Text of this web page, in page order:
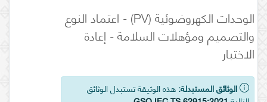
الوحدات الكهروضوئية (PV) - اعتماد النوع
والتصميم ومؤهلات السلامة - إعادة
الاختبار
الوثائق المستبدلة: هذه الوثيقة تستبدل الوثائق